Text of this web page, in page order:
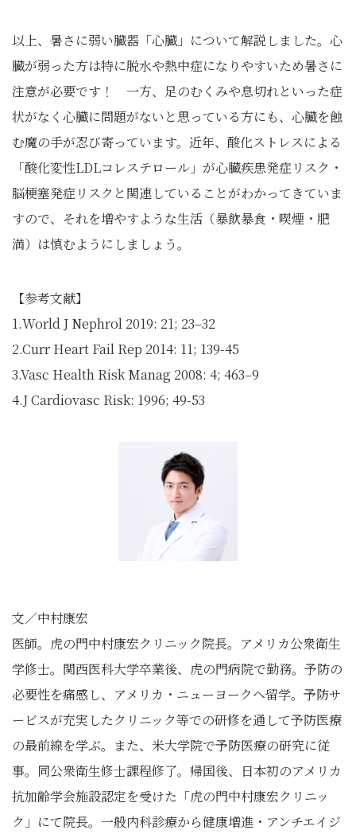
以上、暑さに弱い臓器「心臓」について解説しました。心
臓が弱った方は特に脱水や熱中症になりやすいため暑さに
注意が必要です！ 一方、足のむくみや息切れといった症
状がなく心臓に問題がないと思っている方にも、心臓を蝕
む魔の手が忍び寄っています。近年、酸化ストレスによる
「酸化変性LDLコレステロール」が心臓疾患発症リスク・
脳梗塞発症リスクと関連していることがわかってきていま
すので、それを増やすような生活（暴飲暴食・喫煙・肥
満）は慎むようにしましょう。
【参考文献】
1.World J Nephrol 2019: 21; 23–32
2.Curr Heart Fail Rep 2014: 11; 139-45
3.Vasc Health Risk Manag 2008: 4; 463–9
4.J Cardiovasc Risk: 1996; 49-53
文／中村康宏
医師。虎の門中村康宏クリニック院長。アメリカ公衆衛生
学修士。関西医科大学卒業後、虎の門病院で勤務。予防の
必要性を痛感し、アメリカ・ニューヨークへ留学。予防サ
ービスが充実したクリニック等での研修を通して予防医療
の最前線を学ぶ。また、米大学院で予防医療の研究に従
事。同公衆衛生修士課程修了。帰国後、日本初のアメリカ
抗加齢学会施設認定を受けた「虎の門中村康宏クリニッ
ク」にて院長。一般内科診療から健康増進・アンチエイジ